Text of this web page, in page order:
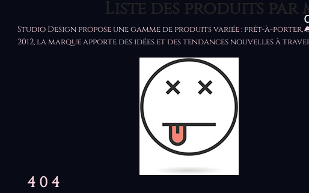
HOME PRODUITS
Liste des produits par
Studio Design propose une gamme de produits variée : prêt-à-
2012, la marque apporte des idées et des tendances nouvelles à
4 0 4